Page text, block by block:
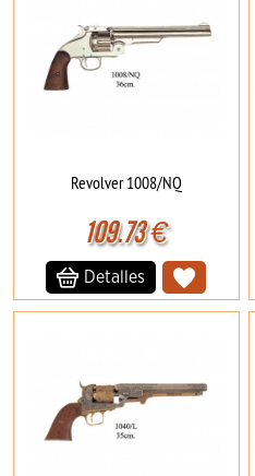
Revolver 1008/NQ
109.73€
Detalles